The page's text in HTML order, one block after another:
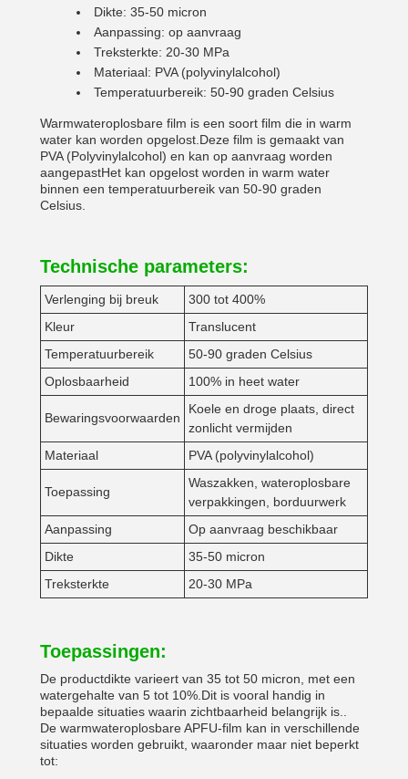
Dikte: 35-50 micron
Aanpassing: op aanvraag
Treksterkte: 20-30 MPa
Materiaal: PVA (polyvinylalcohol)
Temperatuurbereik: 50-90 graden Celsius
Warmwateroplosbare film is een soort film die in warm
water kan worden opgelost.Deze film is gemaakt van
PVA (Polyvinylalcohol) en kan op aanvraag worden
aangepastHet kan opgelost worden in warm water
binnen een temperatuurbereik van 50-90 graden
Celsius.
Technische parameters:
Verlenging bij breuk
300 tot 400%
Kleur
Translucent
Temperatuurbereik
50-90 graden Celsius
Oplosbaarheid
100% in heet water
Bewaringsvoorwaarden
Koele en droge plaats, direct
zonlicht vermijden
Materiaal
PVA (polyvinylalcohol)
Toepassing
Waszakken, wateroplosbare
verpakkingen, borduurwerk
Aanpassing
Op aanvraag beschikbaar
Dikte
35-50 micron
Treksterkte
20-30 MPa
Toepassingen:
De productdikte varieert van 35 tot 50 micron, met een
watergehalte van 5 tot 10%.Dit is vooral handig in
bepaalde situaties waarin zichtbaarheid belangrijk is..
De warmwateroplosbare APFU-film kan in verschillende
situaties worden gebruikt, waaronder maar niet beperkt
tot: